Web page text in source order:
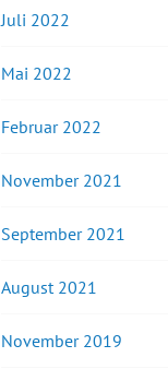
Juli 2022
Mai 2022
Februar 2022
November 2021
September 2021
August 2021
November 2019